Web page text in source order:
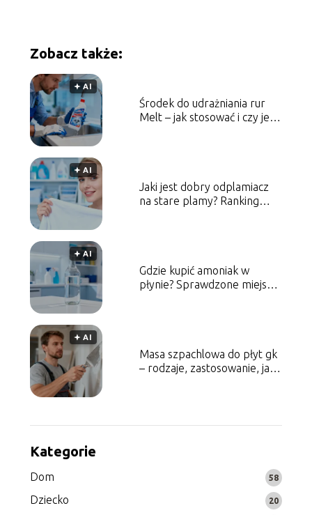
Zobacz także:
🟅 AI
Środek do udrażniania rur
Melt – jak stosować i czy jest
🟅 AI
Jaki jest dobry odplamiacz
na stare plamy? Ranking
🟅 AI
Gdzie kupić amoniak w
płynie? Sprawdzone miejsca i
🟅 AI
Masa szpachlowa do płyt gk
– rodzaje, zastosowanie, jak
Kategorie
Dom 58
Dziecko 20